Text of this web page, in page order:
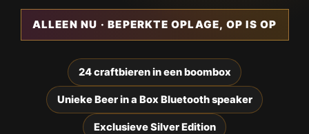
ALLEEN NU · BEPERKTE OPLAGE, OP IS OP
24 craftbieren in een boombox
Unieke Beer in a Box Bluetooth speaker
Exclusieve Silver Edition